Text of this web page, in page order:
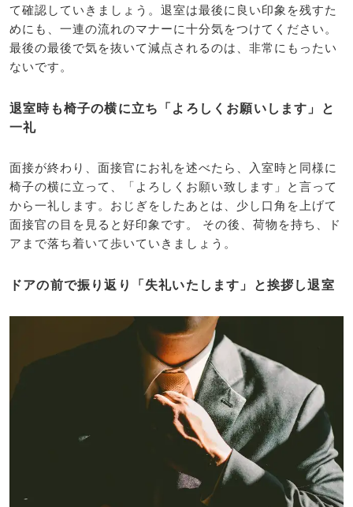
て確認していきましょう。退室は最後に良い印象を残すた
めにも、一連の流れのマナーに十分気をつけてください。
最後の最後で気を抜いて減点されるのは、非常にもったい
ないです。
退室時も椅子の横に立ち「よろしくお願いします」と
一礼
面接が終わり、面接官にお礼を述べたら、入室時と同様に
椅子の横に立って、「よろしくお願い致します」と言って
から一礼します。おじぎをしたあとは、少し口角を上げて
面接官の目を見ると好印象です。 その後、荷物を持ち、ド
アまで落ち着いて歩いていきましょう。
ドアの前で振り返り「失礼いたします」と挨拶し退室